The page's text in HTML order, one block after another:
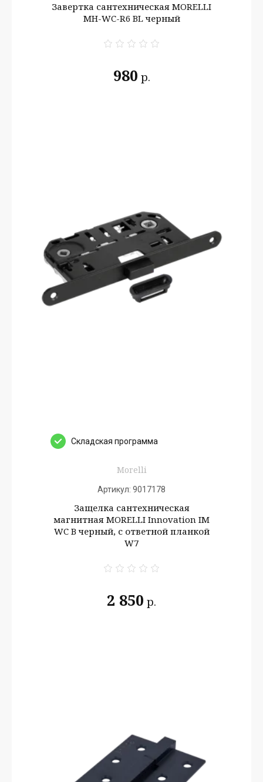
Завертка сантехническая MORELLI
MH-WC-R6 BL черный
980 р.
Cкладская программа
Morelli
Артикул: 9017178
Защелка сантехническая
магнитная MORELLI Innovation IM
WC B черный, с ответной планкой
W7
2 850 р.